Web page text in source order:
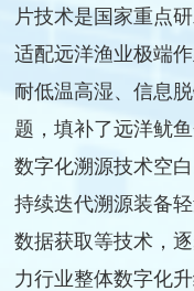
片技术是国家重点
适配远洋渔业极端
耐低温高湿、信息
题，填补了远洋鱿
数字化溯源技术空
持续迭代溯源装备
数据获取等技术，
力行业整体数字化升